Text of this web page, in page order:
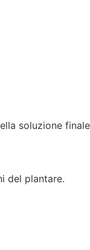
soluzione
del plantare.